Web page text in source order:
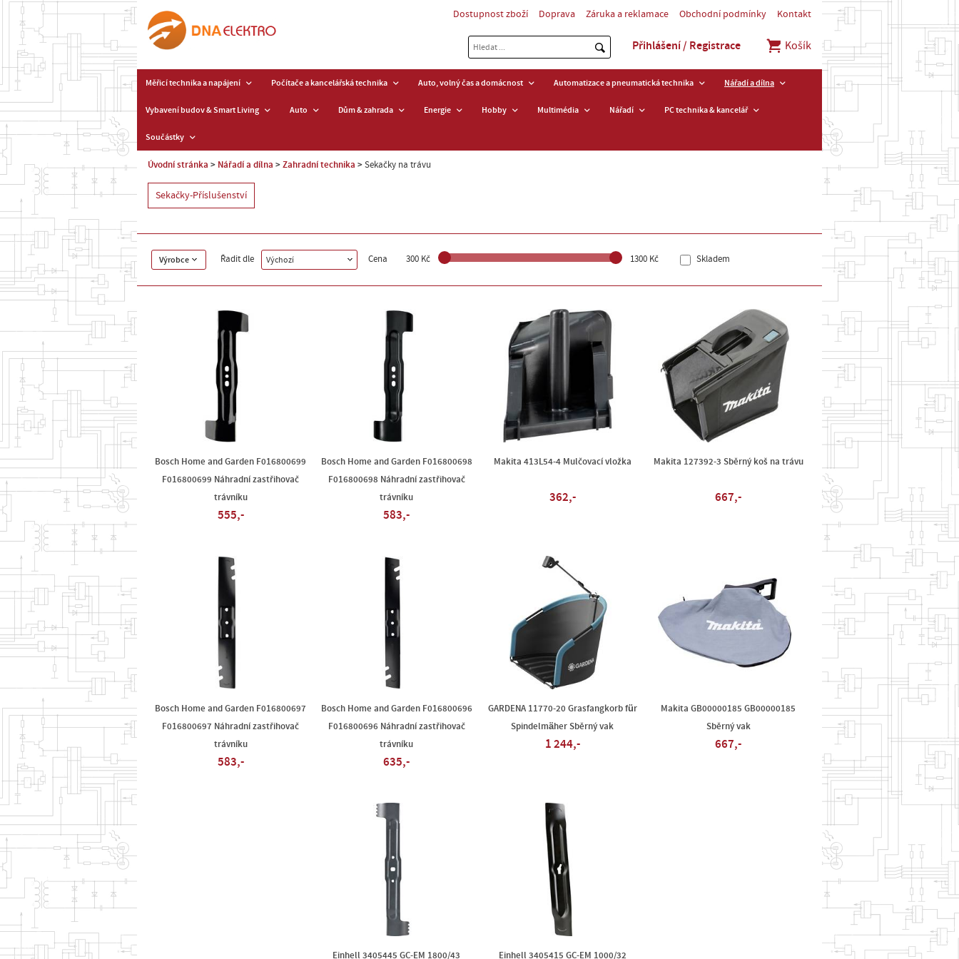
Dostupnost zboží Doprava Záruka a reklamace Obchodní podmínky Kontakt
Přihlášení / Registrace Košík
Měřicí technika a napájení Počítače a kancelářská technika Auto, volný čas a domácnost Automatizace a pneumatická technika Nářadí a dílna
Vybavení budov & Smart Living Auto Dům & zahrada Energie Hobby Multimédia Nářadí PC technika & kancelář
Součástky
Úvodní stránka Nářadí a dílna Zahradní technika Sekačky na trávu
Sekačky-Příslušenství
Výrobce Řadit dle Výchozí Cena 300 Kč 1300 Kč Skladem
Bosch Home and Garden F016800699
F016800699 Náhradní zastřihovač
trávníku
555,-
Bosch Home and Garden F016800698
F016800698 Náhradní zastřihovač
trávníku
583,-
Makita 413L54-4 Mulčovací vložka
362,-
Makita 127392-3 Sběrný koš na trávu
667,-
Bosch Home and Garden F016800697
F016800697 Náhradní zastřihovač
trávníku
583,-
Bosch Home and Garden F016800696
F016800696 Náhradní zastřihovač
trávníku
635,-
GARDENA 11770-20 Grasfangkorb für
Spindelmäher Sběrný vak
1 244,-
Makita GB00000185 GB00000185
Sběrný vak
667,-
Einhell 3405445 GC-EM 1800/43 Einhell 3405415 GC-EM 1000/32